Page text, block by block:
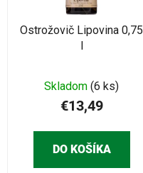
Ostrožovič Lipovina 0,75
l
Skladom (6 ks)
€13,49
DO KOŠÍKA